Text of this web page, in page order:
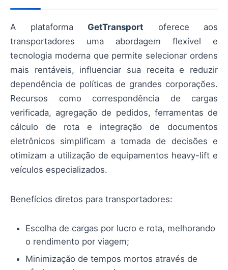
A plataforma GetTransport oferece aos
transportadores uma abordagem flexível e
tecnologia moderna que permite selecionar ordens
mais rentáveis, influenciar sua receita e reduzir
dependência de políticas de grandes corporações.
Recursos como correspondência de cargas
verificada, agregação de pedidos, ferramentas de
cálculo de rota e integração de documentos
eletrônicos simplificam a tomada de decisões e
otimizam a utilização de equipamentos heavy-lift e
veículos especializados.
Benefícios diretos para transportadores:
Escolha de cargas por lucro e rota, melhorando
o rendimento por viagem;
Minimização de tempos mortos através de